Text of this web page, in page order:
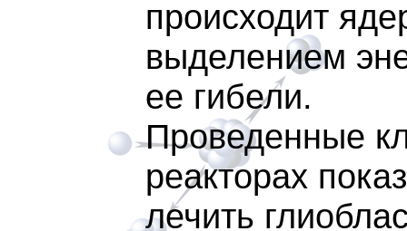
происходит
выделением
ее гибели.
Проведенные
реакторах
лечить